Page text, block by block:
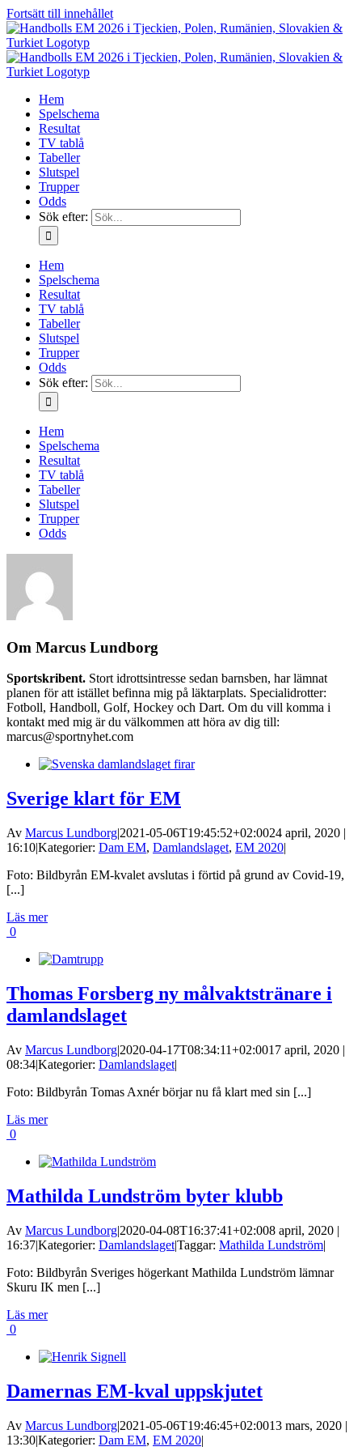
Fortsätt till innehållet
Hem
Spelschema
Resultat
TV tablå
Tabeller
Slutspel
Trupper
Odds
Sök efter:
Hem
Spelschema
Resultat
TV tablå
Tabeller
Slutspel
Trupper
Odds
Sök efter:
Hem
Spelschema
Resultat
TV tablå
Tabeller
Slutspel
Trupper
Odds
Om Marcus Lundborg
Sportskribent. Stort idrottsintresse sedan barnsben, har lämnat
planen för att istället befinna mig på läktarplats. Specialidrotter:
Fotboll, Handboll, Golf, Hockey och Dart. Om du vill komma i
kontakt med mig är du välkommen att höra av dig till:
marcus@sportnyhet.com
Sverige klart för EM
Av Marcus Lundborg|2021-05-06T19:45:52+02:0024 april, 2020 |
16:10|Kategorier: Dam EM, Damlandslaget, EM 2020|
Foto: Bildbyrån EM-kvalet avslutas i förtid på grund av Covid-19,
[...]
Läs mer
0
Thomas Forsberg ny målvaktstränare i
damlandslaget
Av Marcus Lundborg|2020-04-17T08:34:11+02:0017 april, 2020 |
08:34|Kategorier: Damlandslaget|
Foto: Bildbyrån Tomas Axnér börjar nu få klart med sin [...]
Läs mer
0
Mathilda Lundström byter klubb
Av Marcus Lundborg|2020-04-08T16:37:41+02:008 april, 2020 |
16:37|Kategorier: Damlandslaget|Taggar: Mathilda Lundström|
Foto: Bildbyrån Sveriges högerkant Mathilda Lundström lämnar
Skuru IK men [...]
Läs mer
0
Damernas EM-kval uppskjutet
Av Marcus Lundborg|2021-05-06T19:46:45+02:0013 mars, 2020 |
13:30|Kategorier: Dam EM, EM 2020|